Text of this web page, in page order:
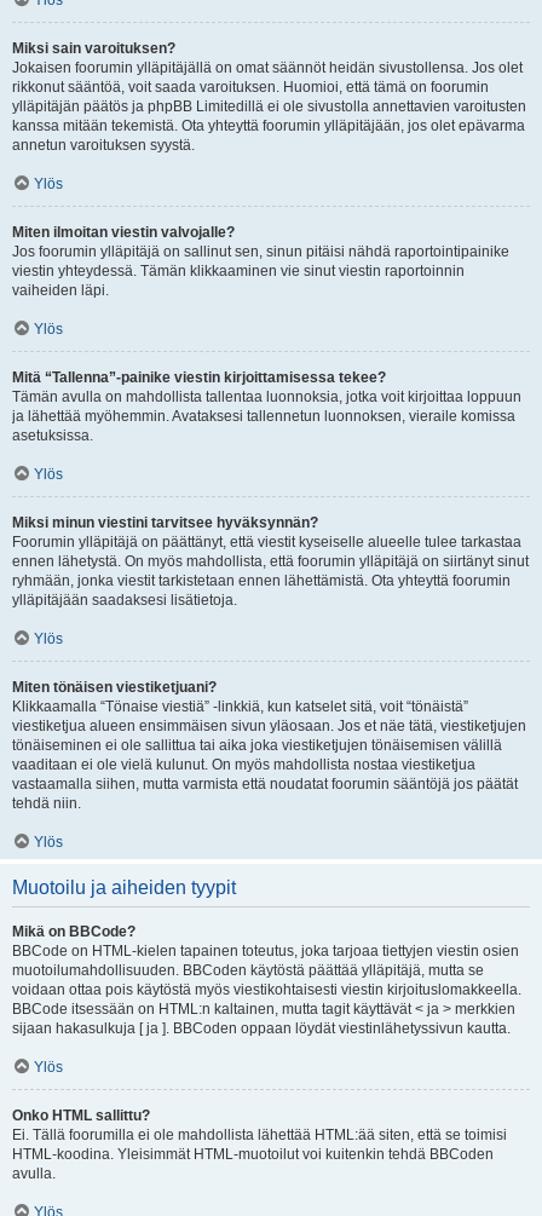
Miksi sain varoituksen?
Jokaisen foorumin ylläpitäjällä on omat säännöt heidän sivustollensa. Jos olet
rikkonut sääntöä, voit saada varoituksen. Huomioi, että tämä on foorumin
ylläpitäjän päätös ja phpBB Limitedillä ei ole sivustolla annettavien varoitusten
kanssa mitään tekemistä. Ota yhteyttä foorumin ylläpitäjään, jos olet epävarma
annetun varoituksen syystä.
Ylös
Miten ilmoitan viestin valvojalle?
Jos foorumin ylläpitäjä on sallinut sen, sinun pitäisi nähdä raportointipainike
viestin yhteydessä. Tämän klikkaaminen vie sinut viestin raportoinnin
vaiheiden läpi.
Ylös
Mitä “Tallenna”-painike viestin kirjoittamisessa tekee?
Tämän avulla on mahdollista tallentaa luonnoksia, jotka voit kirjoittaa loppuun
ja lähettää myöhemmin. Avataksesi tallennetun luonnoksen, vieraile komissa
asetuksissa.
Ylös
Miksi minun viestini tarvitsee hyväksynnän?
Foorumin ylläpitäjä on päättänyt, että viestit kyseiselle alueelle tulee tarkastaa
ennen lähetystä. On myös mahdollista, että foorumin ylläpitäjä on siirtänyt sinut
ryhmään, jonka viestit tarkistetaan ennen lähettämistä. Ota yhteyttä foorumin
ylläpitäjään saadaksesi lisätietoja.
Ylös
Miten tönäisen viestiketjuani?
Klikkaamalla “Tönaise viestiä” -linkkiä, kun katselet sitä, voit “tönäistä”
viestiketjua alueen ensimmäisen sivun yläosaan. Jos et näe tätä, viestiketjujen
tönäiseminen ei ole sallittua tai aika joka viestiketjujen tönäisemisen välillä
vaaditaan ei ole vielä kulunut. On myös mahdollista nostaa viestiketjua
vastaamalla siihen, mutta varmista että noudatat foorumin sääntöjä jos päätät
tehdä niin.
Ylös
Muotoilu ja aiheiden tyypit
Mikä on BBCode?
BBCode on HTML-kielen tapainen toteutus, joka tarjoaa tiettyjen viestin osien
muotoilumahdollisuuden. BBCoden käytöstä päättää ylläpitäjä, mutta se
voidaan ottaa pois käytöstä myös viestikohtaisesti viestin kirjoituslomakkeella.
BBCode itsessään on HTML:n kaltainen, mutta tagit käyttävät < ja > merkkien
sijaan hakasulkuja [ ja ]. BBCoden oppaan löydät viestinlähetyssivun kautta.
Ylös
Onko HTML sallittu?
Ei. Tällä foorumilla ei ole mahdollista lähettää HTML:ää siten, että se toimisi
HTML-koodina. Yleisimmät HTML-muotoilut voi kuitenkin tehdä BBCoden
avulla.
Ylös